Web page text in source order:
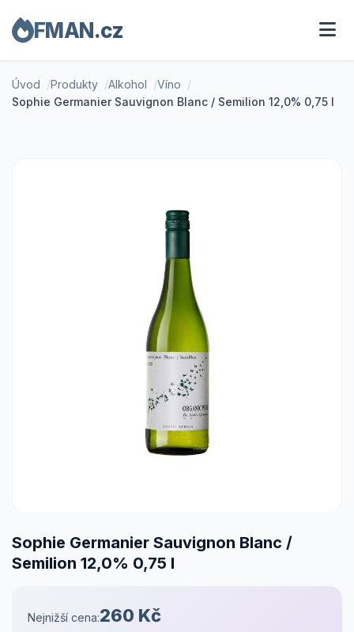
FMAN.cz
Úvod Produkty Alkohol
Víno
Sophie Germanier Sauvignon Blanc / Semilion 12,0% 0,75 l
Sophie Germanier Sauvignon Blanc /
Semilion 12,0% 0,75 l
Nejnižší cena:260 Kč